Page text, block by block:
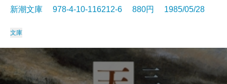
新潮文庫 978-4-10-116212-6 880円 1985/05/28
文庫